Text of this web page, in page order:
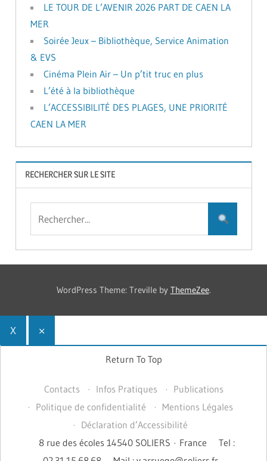
LE TOUR DE L’AVENIR 2026 PART DE CAEN LA
MER
Soirée Jeux – Bibliothèque, Service Animation
& EVS
Cinéma Plein Air – Un p’tit truc en plus
L’été à la bibliothèque
L’ACCESSIBILITÉ DES PLAGES, UNE PRIORITÉ
CAEN LA MER
RECHERCHER SUR LE SITE
WordPress Theme: Treville by ThemeZee.
X ×
Return To Top
Contacts Infos Pratiques
Publications
Politique de confidentialité
Mentions Légales
Déclaration d’Accessibilité
8 rue des écoles 14540 SOLIERS · France
Tel :